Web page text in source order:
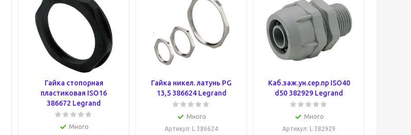
Гайка стопорная
пластиковая ISO16
386672 Legrand
Много
Гайка никел. латунь PG
13,5 386624 Legrand
Много
Артикул: L 386624
Каб.заж.ун.сер.пр ISO40
d50 382929 Legrand
Много
Артикул: L 382929